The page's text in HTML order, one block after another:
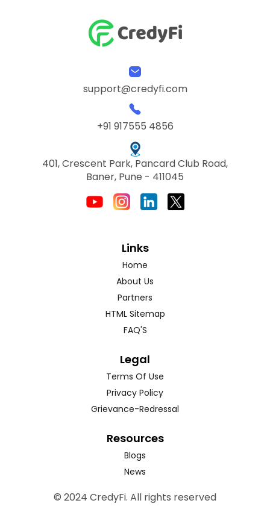
support@credyfi.com
+91 917555 4856
401, Crescent Park, Pancard Club Road,
Baner, Pune - 411045
Links
Home
About Us
Partners
HTML Sitemap
FAQ'S
Legal
Terms Of Use
Privacy Policy
Grievance-Redressal
Resources
Blogs
News
© 2024 CredyFi. All rights reserved